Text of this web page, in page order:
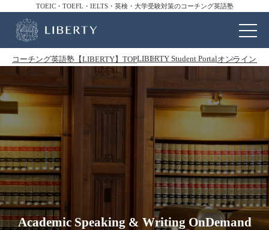
TOEIC・TOEFL・IELTS・英検・大学受験対策のコーチング英語塾
コーチング英語塾【LIBERTY】TOPLIBERTY Student Portalオンラインコ
Academic Speaking & Writing OnDemand